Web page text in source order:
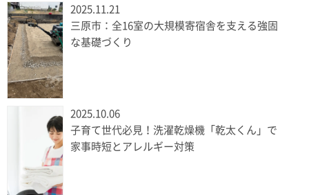
2025.11.21
三原市：全16室の大規模寄宿舎を支える強固
な基礎づくり
2025.10.06
子育て世代必見！洗濯乾燥機「乾太くん」で
家事時短とアレルギー対策